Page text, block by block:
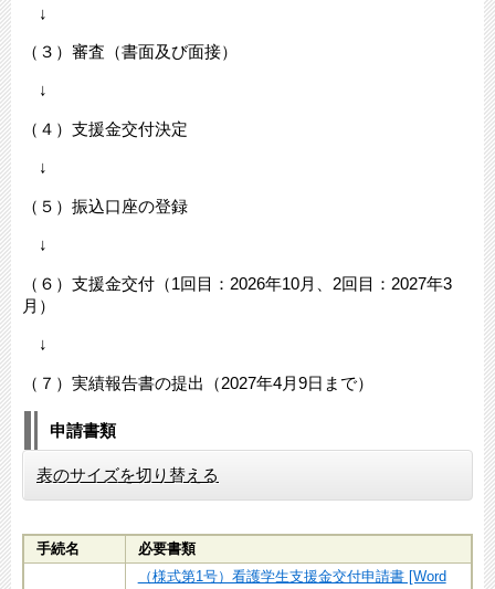
↓
（３）審査（書面及び面接）
↓
（４）支援金交付決定
↓
（５）振込口座の登録
↓
（６）支援金交付（1回目：2026年10月、2回目：2027年3
月）
↓
（７）実績報告書の提出（2027年4月9日まで）
申請書類
表のサイズを切り替える
手続名 必要書類
（様式第1号）看護学生支援金交付申請書 [Word